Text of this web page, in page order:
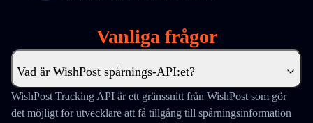
Vanliga frågor
Vad är WishPost spårnings-API:et?
WishPost Tracking API är ett gränssnitt från WishPost som gör
det möjligt för utvecklare att få tillgång till spårningsinformation